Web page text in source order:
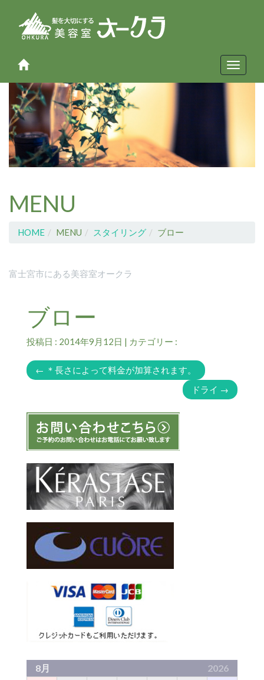
Toggle
MENU
HOME MENU スタイリング ブロー
富士宮市にある美容室オークラ
ブロー
投稿日 : 2014年9月12日 | カテゴリー :
← ＊長さによって料金が加算されます。
ドライ →
8月 2026